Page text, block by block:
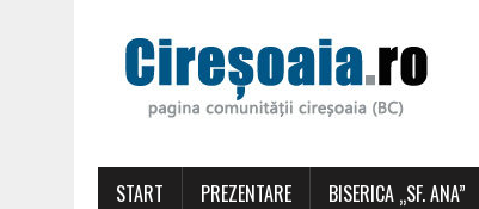
START PREZENTARE BISERICA „SF. ANA”